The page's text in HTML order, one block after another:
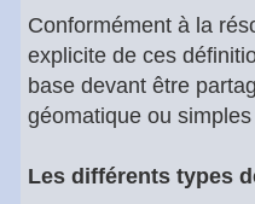
Conformément à la
explicite de ces
base devant être
géomatique ou
Les différents types